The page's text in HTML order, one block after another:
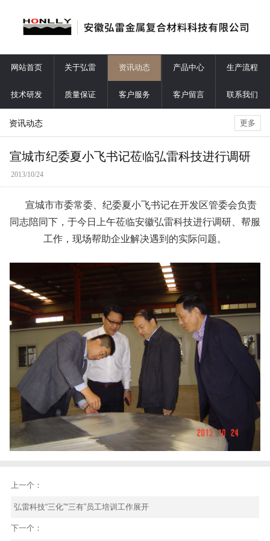
网站首页 关于弘雷 资讯动态 产品中心 生产流程
技术研发 质量保证 客户服务 客户留言 联系我们
更多
资讯动态
宣城市纪委夏小飞书记莅临弘雷科技进行调研
2013/10/24
宣城市市委常委、纪委夏小飞书记在开发区管委会负责
同志陪同下，于今日上午莅临安徽弘雷科技进行调研、帮服
工作，现场帮助企业解决遇到的实际问题。
上一个：
弘雷科技“三化”“三有”员工培训工作展开
下一个：